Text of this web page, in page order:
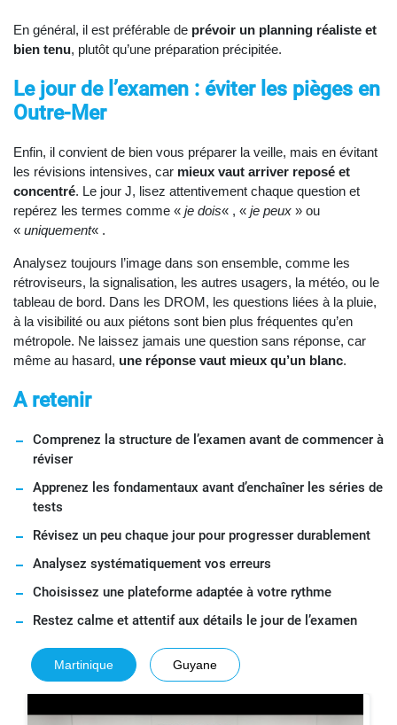
En général, il est préférable de prévoir un planning réaliste et
bien tenu, plutôt qu’une préparation précipitée.
Le jour de l’examen : éviter les pièges en
Outre-Mer
Enfin, il convient de bien vous préparer la veille, mais en évitant
les révisions intensives, car mieux vaut arriver reposé et
concentré. Le jour J, lisez attentivement chaque question et
repérez les termes comme « je dois« , « je peux » ou
« uniquement« .
Analysez toujours l’image dans son ensemble, comme les
rétroviseurs, la signalisation, les autres usagers, la météo, ou le
tableau de bord. Dans les DROM, les questions liées à la pluie,
à la visibilité ou aux piétons sont bien plus fréquentes qu’en
métropole. Ne laissez jamais une question sans réponse, car
même au hasard, une réponse vaut mieux qu’un blanc.
A retenir
Comprenez la structure de l’examen avant de commencer à
réviser
Apprenez les fondamentaux avant d’enchaîner les séries de
tests
Révisez un peu chaque jour pour progresser durablement
Analysez systématiquement vos erreurs
Choisissez une plateforme adaptée à votre rythme
Restez calme et attentif aux détails le jour de l’examen
Martinique Guyane